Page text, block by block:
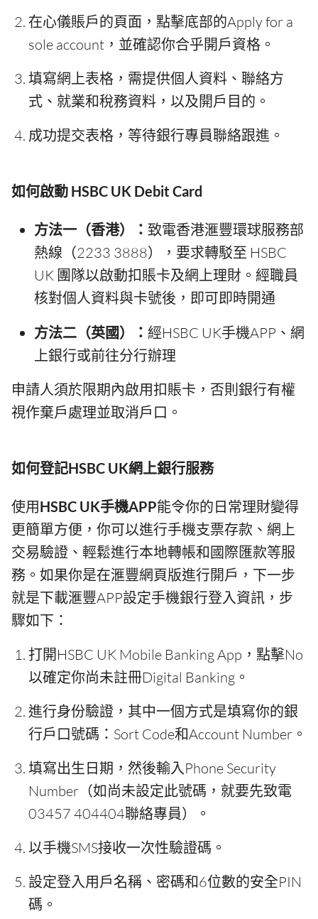
在心儀賬戶的頁面，點擊底部的Apply for a
sole account，並確認你合乎開戶資格。
填寫網上表格，需提供個人資料、聯絡方
式、就業和稅務資料，以及開戶目的。
成功提交表格，等待銀行專員聯絡跟進。
如何啟動 HSBC UK Debit Card
方法一（香港）： 致電香港滙豐環球服務部
熱線（2233 3888），要求轉駁至 HSBC
UK 團隊以啟動扣賬卡及網上理財。經職員
核對個人資料與卡號後，即可即時開通
方法二（英國）： 經HSBC UK手機APP、網
上銀行或前往分行辦理
申請人須於限期內啟用扣賬卡，否則銀行有權
視作棄戶處理並取消戶口。
如何登記HSBC UK網上銀行服務
使用HSBC UK手機APP能令你的日常理財變得
更簡單方便，你可以進行手機支票存款、網上
交易驗證、輕鬆進行本地轉帳和國際匯款等服
務。如果你是在滙豐網頁版進行開戶，下一步
就是下載滙豐APP設定手機銀行登入資訊，步
驟如下：
打開HSBC UK Mobile Banking App，點擊No
以確定你尚未註冊Digital Banking。
進行身份驗證，其中一個方式是填寫你的銀
行戶口號碼：Sort Code和Account Number。
填寫出生日期，然後輸入Phone Security
Number（如尚未設定此號碼，就要先致電
03457 404404聯絡專員）。
以手機SMS接收一次性驗證碼。
設定登入用戶名稱、密碼和6位數的安全PIN
碼。